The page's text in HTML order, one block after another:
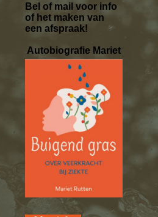
Bel of mail voor info
of het maken van
een afspraak!
Autobiografie Mariet